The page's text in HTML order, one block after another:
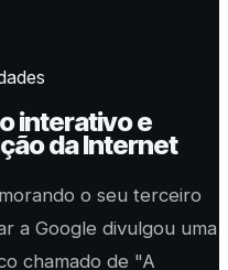
interativo e
da Internet
o seu terceiro
a Google divulgou uma
chamado de "A